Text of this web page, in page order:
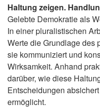
Haltung zeigen.
Gelebte Demokratie als
In einer pluralistischen
Werte die Grundlage des
sie kommuniziert und
Wirksamkeit. Anhand
darüber, wie diese
Entscheidungen
ermöglicht.